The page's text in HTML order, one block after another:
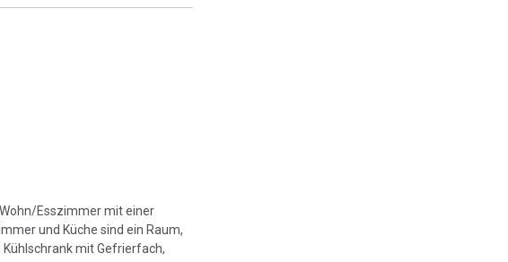
Esszimmer mit einer
und Küche sind ein Raum,
Kühlschrank mit Gefrierfach,